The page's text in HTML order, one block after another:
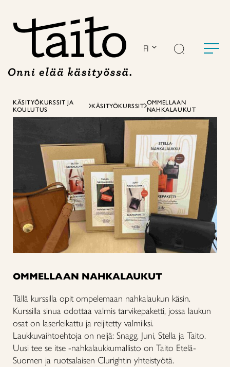
FI
KÄSITYÖKURSSIT JA
KOULUTUS
KÄSITYÖKURSSIT OMMELLAAN
NAHKALAUKUT
OMMELLAAN NAHKALAUKUT
Tällä kurssilla opit ompelemaan nahkalaukun käsin.
Kurssilla sinua odottaa valmis tarvikepaketti, jossa laukun
osat on laserleikattu ja reijitetty valmiiksi.
Laukkuvaihtoehtoja on neljä: Snagg, Juni, Stella ja Taito.
Uusi tee se itse -nahkalaukkumallisto on Taito Etelä-
Suomen ja ruotsalaisen Clurightin yhteistyötä.